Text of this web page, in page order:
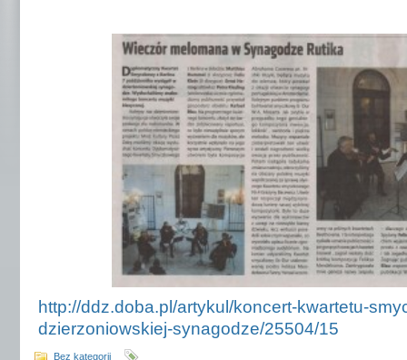
http://ddz.doba.pl/artykul/koncert-kwartetu-
dzierzoniowskiej-synagodze/25504/15
Bez kategorii